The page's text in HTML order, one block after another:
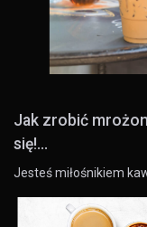
Jak zrobić
się!...
Jesteś miłośnikiem